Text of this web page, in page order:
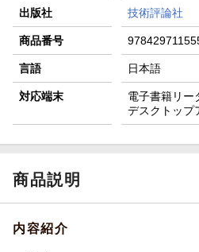
出版社 技術評論社
商品番号
言語 日本語
対応端末
電子書籍リー
デスクトップ
商品説明
内容紹介